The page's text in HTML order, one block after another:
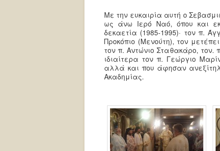
Με την ευκαιρία αυτή ο
ως άνω Ιερό Ναό, όπου και
δεκαετία (1985-1995)· τον π.
Προκόπιο (Μενούτη), τον
τον π. Αντώνιο Σταθακάρο,
ιδιαίτερα τον π. Γεώργιο
αλλά και που άφησαν
Ακαδημίας.